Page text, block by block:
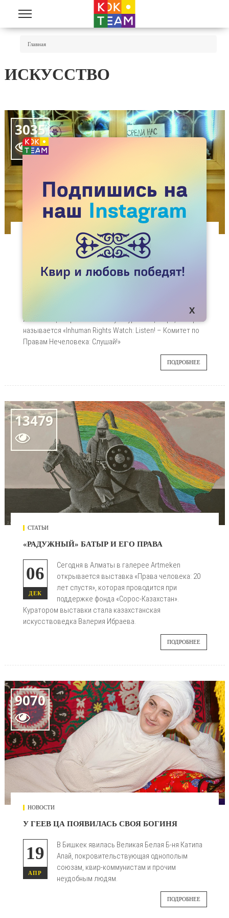
Перейти к основному содержанию
Главная
ИСКУССТВО
3035

КОМИТЕТ ПО ПРАВАМ НЕЧЕЛОВЕКА
11
Мы продолжаем рассказывать о выставке
Одна из таких работ – это аудио-визуальная
инсталляция Креольского культурного центра, которая
называется «Inhuman Rights Watch: Listen! – Комитет по
Правам Нечеловека: Слушай!»
ПОДРОБНЕЕ
13479

СТАТЬИ
«РАДУЖНЫЙ» БАТЫР И ЕГО ПРАВА
06
ДЕК
Сегодня в Алматы в галерее Artmeken
открывается выставка «Права человека: 20
лет спустя», которая проводится при
поддержке фонда «Сорос-Казахстан».
Куратором выставки стала казахстанская
искусствоведка Валерия Ибраева.
ПОДРОБНЕЕ
9070

НОВОСТИ
У ГЕЕВ ЦА ПОЯВИЛАСЬ СВОЯ БОГИНЯ
19
АПР
В Бишкек явилась Великая Белая Б-ня Катипа
Апай, покровительствующая однополым
союзам, квир-коммунистам и прочим
неудобным людям.
ПОДРОБНЕЕ